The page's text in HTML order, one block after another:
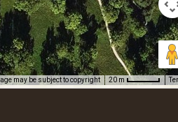
may be subject to copyright 20 m